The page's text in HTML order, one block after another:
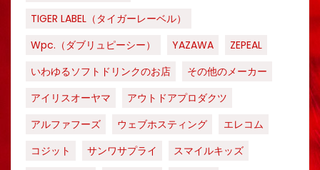
TIGER LABEL（タイガーレーベル）
Wpc.（ダブリュピーシー）
YAZAWA
ZEPEAL
いわゆるソフトドリンクのお店
その他のメーカー
アイリスオーヤマ
アウトドアプロダクツ
アルファフーズ
ウェブホスティング
エレコム
コジット
サンワサプライ スマイルキッズ